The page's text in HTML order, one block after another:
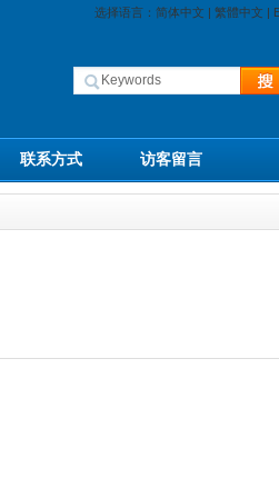
选择语言： 简体中文 | 繁體中文 |
联系方式 访客留言